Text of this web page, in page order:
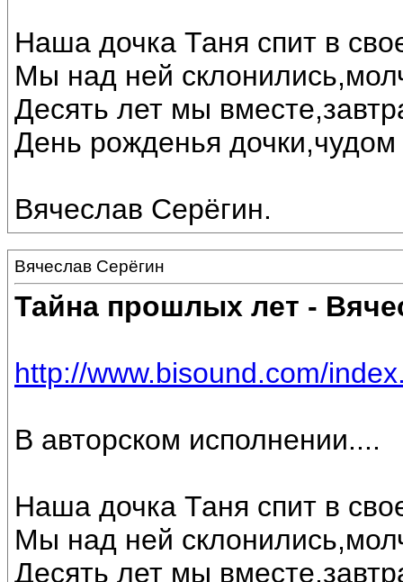
Наша дочка Таня спит в
Мы над ней
Десять лет мы
День рожденья дочки,чудом
Вячеслав Серёгин.
Вячеслав Серёгин
Тайна прошлых лет -
http://www.bisound.com/
В авторском исполнении....
Наша дочка Таня спит в
Мы над ней
Десять лет мы